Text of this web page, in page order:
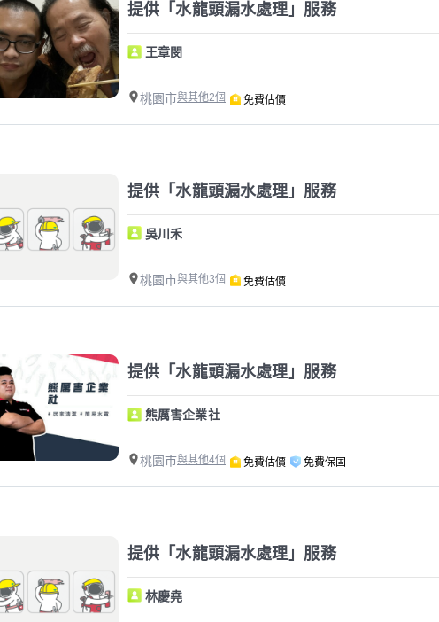
提供「水龍頭漏水處理」服務
王章閔
桃園市與其他2個 免費估價
提供「水龍頭漏水處理」服務
吳川禾
桃園市與其他3個 免費估價
提供「水龍頭漏水處理」服務
熊厲害企業社
桃園市與其他4個 免費估價 免費保固
提供「水龍頭漏水處理」服務
林慶堯